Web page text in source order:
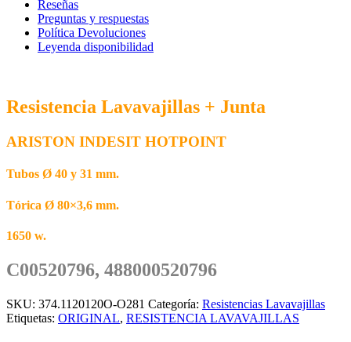
cantidad
Reseñas
Preguntas y respuestas
Política Devoluciones
Leyenda disponibilidad
Resistencia Lavavajillas + Junta
ARISTON INDESIT HOTPOINT
Tubos Ø 40 y 31 mm.
Tórica Ø 80×3,6 mm.
1650 w.
C00520796, 488000520796
SKU: 374.1120120O-O281 Categoría: Resistencias Lavavajillas
Etiquetas: ORIGINAL, RESISTENCIA LAVAVAJILLAS